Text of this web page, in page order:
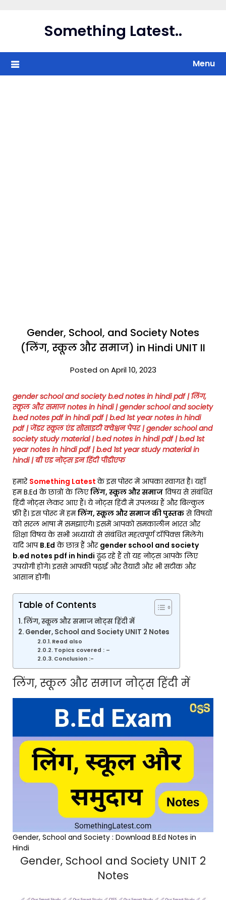
Something Latest..
Menu
Gender, School, and Society Notes
(लिंग, स्कूल और समाज) in Hindi UNIT II
Posted on April 10, 2023
gender school and society b.ed notes in hindi pdf | लिंग,
स्कूल और समाज notes in hindi |gender school and society
b.ed notes pdf in hindi pdf| b.ed 1st year notes in hindi
pdf | जेंडर स्कूल एंड सोसाइटी क्वेश्चन पेपर| gender school and
society study material | b.ed notes in hindi pdf | b.ed 1st
year notes in hindi pdf | b.ed 1st year study material in
hindi | बी एड नोट्स इन हिंदी पीडीएफ
हमारे Something Latestके इस पोस्ट में आपका स्वागत है। यहाँ
हम B.Ed के छात्रों के लिएलिंग, स्कूल और समाज विषय से संबंधित
हिंदी नोट्स लेकर आए हैं। ये नोट्स हिंदी में उपलब्ध हैं और बिल्कुल
फ्री हैं। इस पोस्ट में हमलिंग, स्कूल और समाज की पुस्तकसे विषयों
को सरल भाषा में समझाएंगे। इसमें आपको समकालीन भारत और
शिक्षा विषय के सभी अध्यायों से संबंधित महत्वपूर्ण टॉपिक्स मिलेंगे।
यदि आप B.Ed के छात्र हैं और gender school and society
b.ed notes pdf in hindi ढूंढ रहे हैं तो यह नोट्स आपके लिए
उपयोगी होंगे। इससे आपकी पढ़ाई और तैयारी और भी सटीक और
आसान होगी।
Table of Contents
लिंग, स्कूल और समाज नोट्स हिंदी में
Gender, School and Society UNIT 2 Notes
Read also
Topics covered : –
Conclusion :-
लिंग, स्कूल और समाज नोट्स हिंदी में
Gender, School and Society : Download B.Ed Notes in
Hindi
Gender, School and Society UNIT 2
Notes